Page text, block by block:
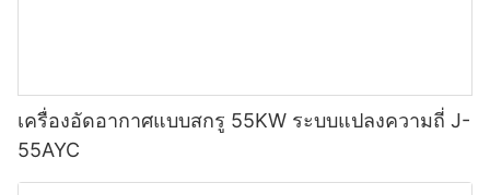
เครื่องอัดอากาศแบบสกรู 55KW ระบบแปลงความถี่ J-
55AYC